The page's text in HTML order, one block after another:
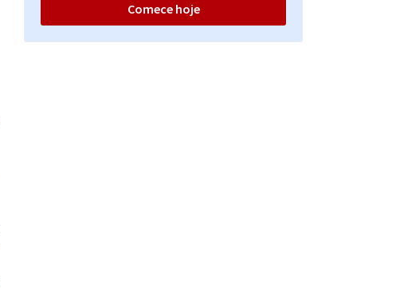
Comece hoje